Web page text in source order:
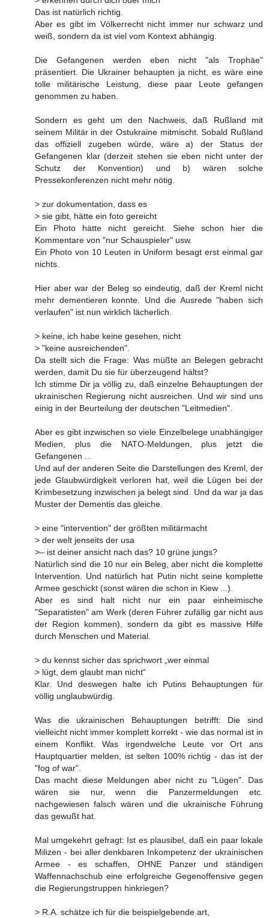
Das ist natürlich richtig.
Aber es gibt im Völkerrecht nicht immer nur schwarz und
weiß, sondern da ist viel vom Kontext abhängig.
Die Gefangenen werden eben nicht "als Trophäe"
präsentiert. Die Ukrainer behaupten ja nicht, es wäre eine
tolle militärische Leistung, diese paar Leute gefangen
genommen zu haben.
Sondern es geht um den Nachweis, daß Rußland mit
seinem Militär in der Ostukraine mitmischt. Sobald Rußland
das offiziell zugeben würde, wäre a) der Status der
Gefangenen klar (derzeit stehen sie eben nicht unter der
Schutz der Konvention) und b) wären solche
Pressekonferenzen nicht mehr nötig.
> zur dokumentation, dass es
> sie gibt, hätte ein foto gereicht
Ein Photo hätte nicht gereicht. Siehe schon hier die
Kommentare von "nur Schauspieler" usw.
Ein Photo von 10 Leuten in Uniform besagt erst einmal gar
nichts.
Hier aber war der Beleg so eindeutig, daß der Kreml nicht
mehr dementieren konnte. Und die Ausrede "haben sich
verlaufen" ist nun wirklich lächerlich.
> keine, ich habe keine gesehen, nicht
> "keine ausreichenden".
Da stellt sich die Frage: Was müßte an Belegen gebracht
werden, damit Du sie für überzeugend hältst?
Ich stimme Dir ja völlig zu, daß einzelne Behauptungen der
ukrainischen Regierung nicht ausreichen. Und wir sind uns
einig in der Beurteilung der deutschen "Leitmedien".
Aber es gibt inzwischen so viele Einzelbelege unabhängiger
Medien, plus die NATO-Meldungen, plus jetzt die
Gefangenen ...
Und auf der anderen Seite die Darstellungen des Kreml, der
jede Glaubwürdigkeit verloren hat, weil die Lügen bei der
Krimbesetzung inzwischen ja belegt sind. Und da war ja das
Muster der Dementis das gleiche.
> eine "intervention" der größten militärmacht
> der welt jenseits der usa
>– ist deiner ansicht nach das? 10 grüne jungs?
Natürlich sind die 10 nur ein Beleg, aber nicht die komplette
Intervention. Und natürlich hat Putin nicht seine komplette
Armee geschickt (sonst wären die schon in Kiew ...).
Aber es sind halt nicht nur ein paar einheimische
"Separatisten" am Werk (deren Führer zufällig gar nicht aus
der Region kommen), sondern da gibt es massive Hilfe
durch Menschen und Material.
> du kennst sicher das sprichwort „wer einmal
> lügt, dem glaubt man nicht“
Klar. Und deswegen halte ich Putins Behauptungen für
völlig unglaubwürdig.
Was die ukrainischen Behauptungen betrifft: Die sind
vielleicht nicht immer komplett korrekt - wie das normal ist in
einem Konflikt. Was irgendwelche Leute vor Ort ans
Hauptquartier melden, ist selten 100% richtig - das ist der
"fog of war".
Das macht diese Meldungen aber nicht zu "Lügen". Das
wären sie nur, wenn die Panzermeldungen etc.
nachgewiesen falsch wären und die ukrainische Führung
das gewußt hat.
Mal umgekehrt gefragt: Ist es plausibel, daß ein paar lokale
Milizen - bei aller denkbaren Inkompetenz der ukrainischen
Armee - es schaffen, OHNE Panzer und ständigen
Waffennachschub eine erfolgreiche Gegenoffensive gegen
die Regierungstruppen hinkriegen?
> R.A. schätze ich für die beispielgebende art,